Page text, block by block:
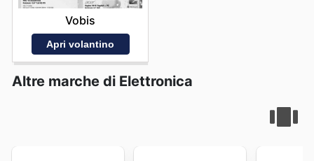
Vobis
Apri volantino
Altre marche di Elettronica